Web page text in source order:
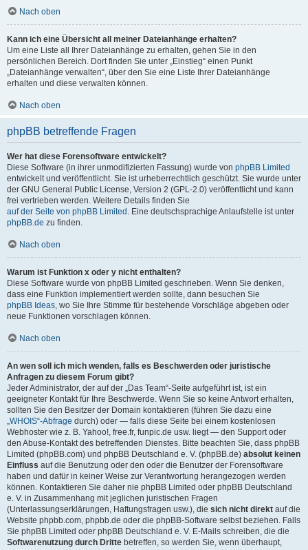
Nach oben
Kann ich eine Übersicht all meiner Dateianhänge erhalten?
Um eine Liste all Ihrer Dateianhänge zu erhalten, gehen Sie in den
persönlichen Bereich. Dort finden Sie unter „Einstieg“ einen Punkt
„Dateianhänge verwalten“, über den Sie eine Liste Ihrer Dateianhänge
erhalten und diese verwalten können.
Nach oben
phpBB betreffende Fragen
Wer hat diese Forensoftware entwickelt?
Diese Software (in ihrer unmodifizierten Fassung) wurde von phpBB Limited
entwickelt und veröffentlicht. Sie ist urheberrechtlich geschützt. Sie wurde unter
der GNU General Public License, Version 2 (GPL-2.0) veröffentlicht und kann
frei vertrieben werden. Weitere Details finden Sie
auf der Seite von phpBB Limited . Eine deutschsprachige Anlaufstelle ist unter
phpBB.de zu finden.
Nach oben
Warum ist Funktion x oder y nicht enthalten?
Diese Software wurde von phpBB Limited geschrieben. Wenn Sie denken,
dass eine Funktion implementiert werden sollte, dann besuchen Sie
phpBB Ideas, wo Sie Ihre Stimme für bestehende Vorschläge abgeben oder
neue Funktionen vorschlagen können.
Nach oben
An wen soll ich mich wenden, falls es Beschwerden oder juristische
Anfragen zu diesem Forum gibt?
Jeder Administrator, der auf der „Das Team“-Seite aufgeführt ist, ist ein
geeigneter Kontakt für Ihre Beschwerde. Wenn Sie so keine Antwort erhalten,
sollten Sie den Besitzer der Domain kontaktieren (führen Sie dazu eine
„WHOIS“-Abfrage durch) oder — falls diese Seite bei einem kostenlosen
Webhoster wie z. B. Yahoo!, free.fr, funpic.de usw. liegt — den Support oder
den Abuse-Kontakt des betreffenden Dienstes. Bitte beachten Sie, dass phpBB
Limited (phpBB.com) und phpBB Deutschland e. V. (phpBB.de) absolut keinen
Einfluss auf die Benutzung oder den oder die Benutzer der Forensoftware
haben und dafür in keiner Weise zur Verantwortung herangezogen werden
können. Kontaktieren Sie daher nie phpBB Limited oder phpBB Deutschland
e. V. in Zusammenhang mit jeglichen juristischen Fragen
(Unterlassungserklärungen, Haftungsfragen usw.), die sich nicht direkt auf die
Website phpbb.com, phpbb.de oder die phpBB-Software selbst beziehen. Falls
Sie phpBB Limited oder phpBB Deutschland e. V. E-Mails schreiben, die die
Softwarenutzung durch Dritte betreffen, so werden Sie, wenn überhaupt,